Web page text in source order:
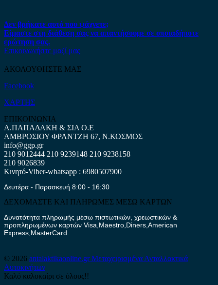
Δεν βρήκατε αυτό που ψάχνετε;
Είμαστε στη διάθεση σας να απαντήσουμε σε οποιαδήποτε
ερώτηση σας.
Επικοινωνήστε μαζί μας
ΑΚΟΛΟΥΘΗΣΤΕ ΜΑΣ
Facebook
ΧΑΡΤΗΣ
ΕΠΙΚΟΙΝΩΝΙΑ
Α.ΠΑΠΑΔΑΚΗ & ΣΙΑ Ο.Ε
ΑΜΒΡΟΣΙΟΥ ΦΡΑΝΤΖΗ 67, Ν.ΚΟΣΜΟΣ
info@ggp.gr
210 9012444 210 9239148 210 9238158
210 9026839
Κινητό-Viber-whatsapp : 6980507900
Δευτέρα - Παρασκευή 8:00 - 16:30
ΔΕΧΟΜΑΣΤΕ ΚΑΙ ΠΛΗΡΩΜΕΣ ΜΕΣΩ ΚΑΡΤΩΝ
Δυνατότητα πληρωμής μέσω πιστωτικών, χρεωστικών &
προπληρωμένων καρτών Visa,Maestro,Diners,American
Express,MasterCard.
© 2026 antalaktikaonline.grΜεταχειρισμένα Ανταλλακτικά
Αυτοκινήτων
Καλό καλοκαίρι σε όλους!!